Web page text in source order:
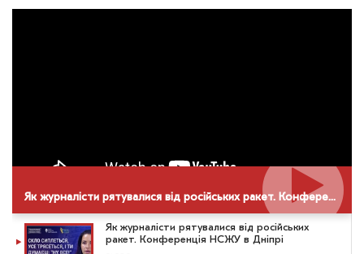
Як журналісти рятувалися від російських ракет. Конференція НСЖУ в Дніпрі
Як журналісти рятувалися від російських
ракет. Конференція НСЖУ в Дніпрі